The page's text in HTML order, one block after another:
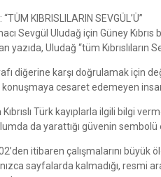
KIBRISLILARIN SEVGÜL’Ü”
Sevgül Uludağ için Güney
Uludağ “tüm Kıbrıslıların
diğerine karşı doğrulamak için
konuşmaya cesaret edemeyen
Kıbrıslı Türk kayıplarla ilgili bilgi
da yarattığı güvenin sembolü
itibaren çalışmalarını
sayfalarda kalmadığı, resmi